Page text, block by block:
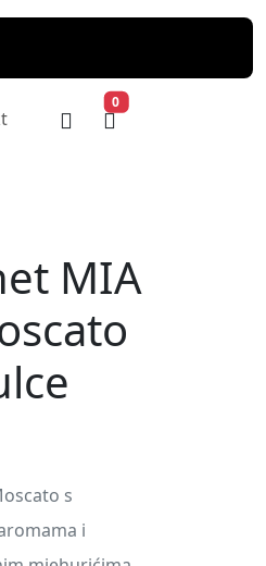
0
MIA
s
i